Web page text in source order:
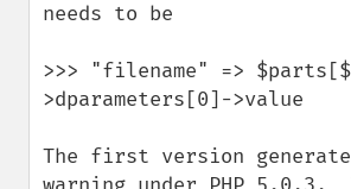
needs to be
>>> "filename" =>
>dparameters[0]->value
The first version